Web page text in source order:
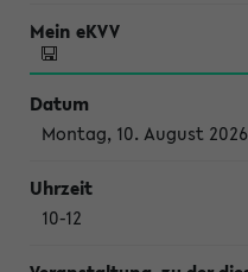
Montag, 10. August 2026
10-12